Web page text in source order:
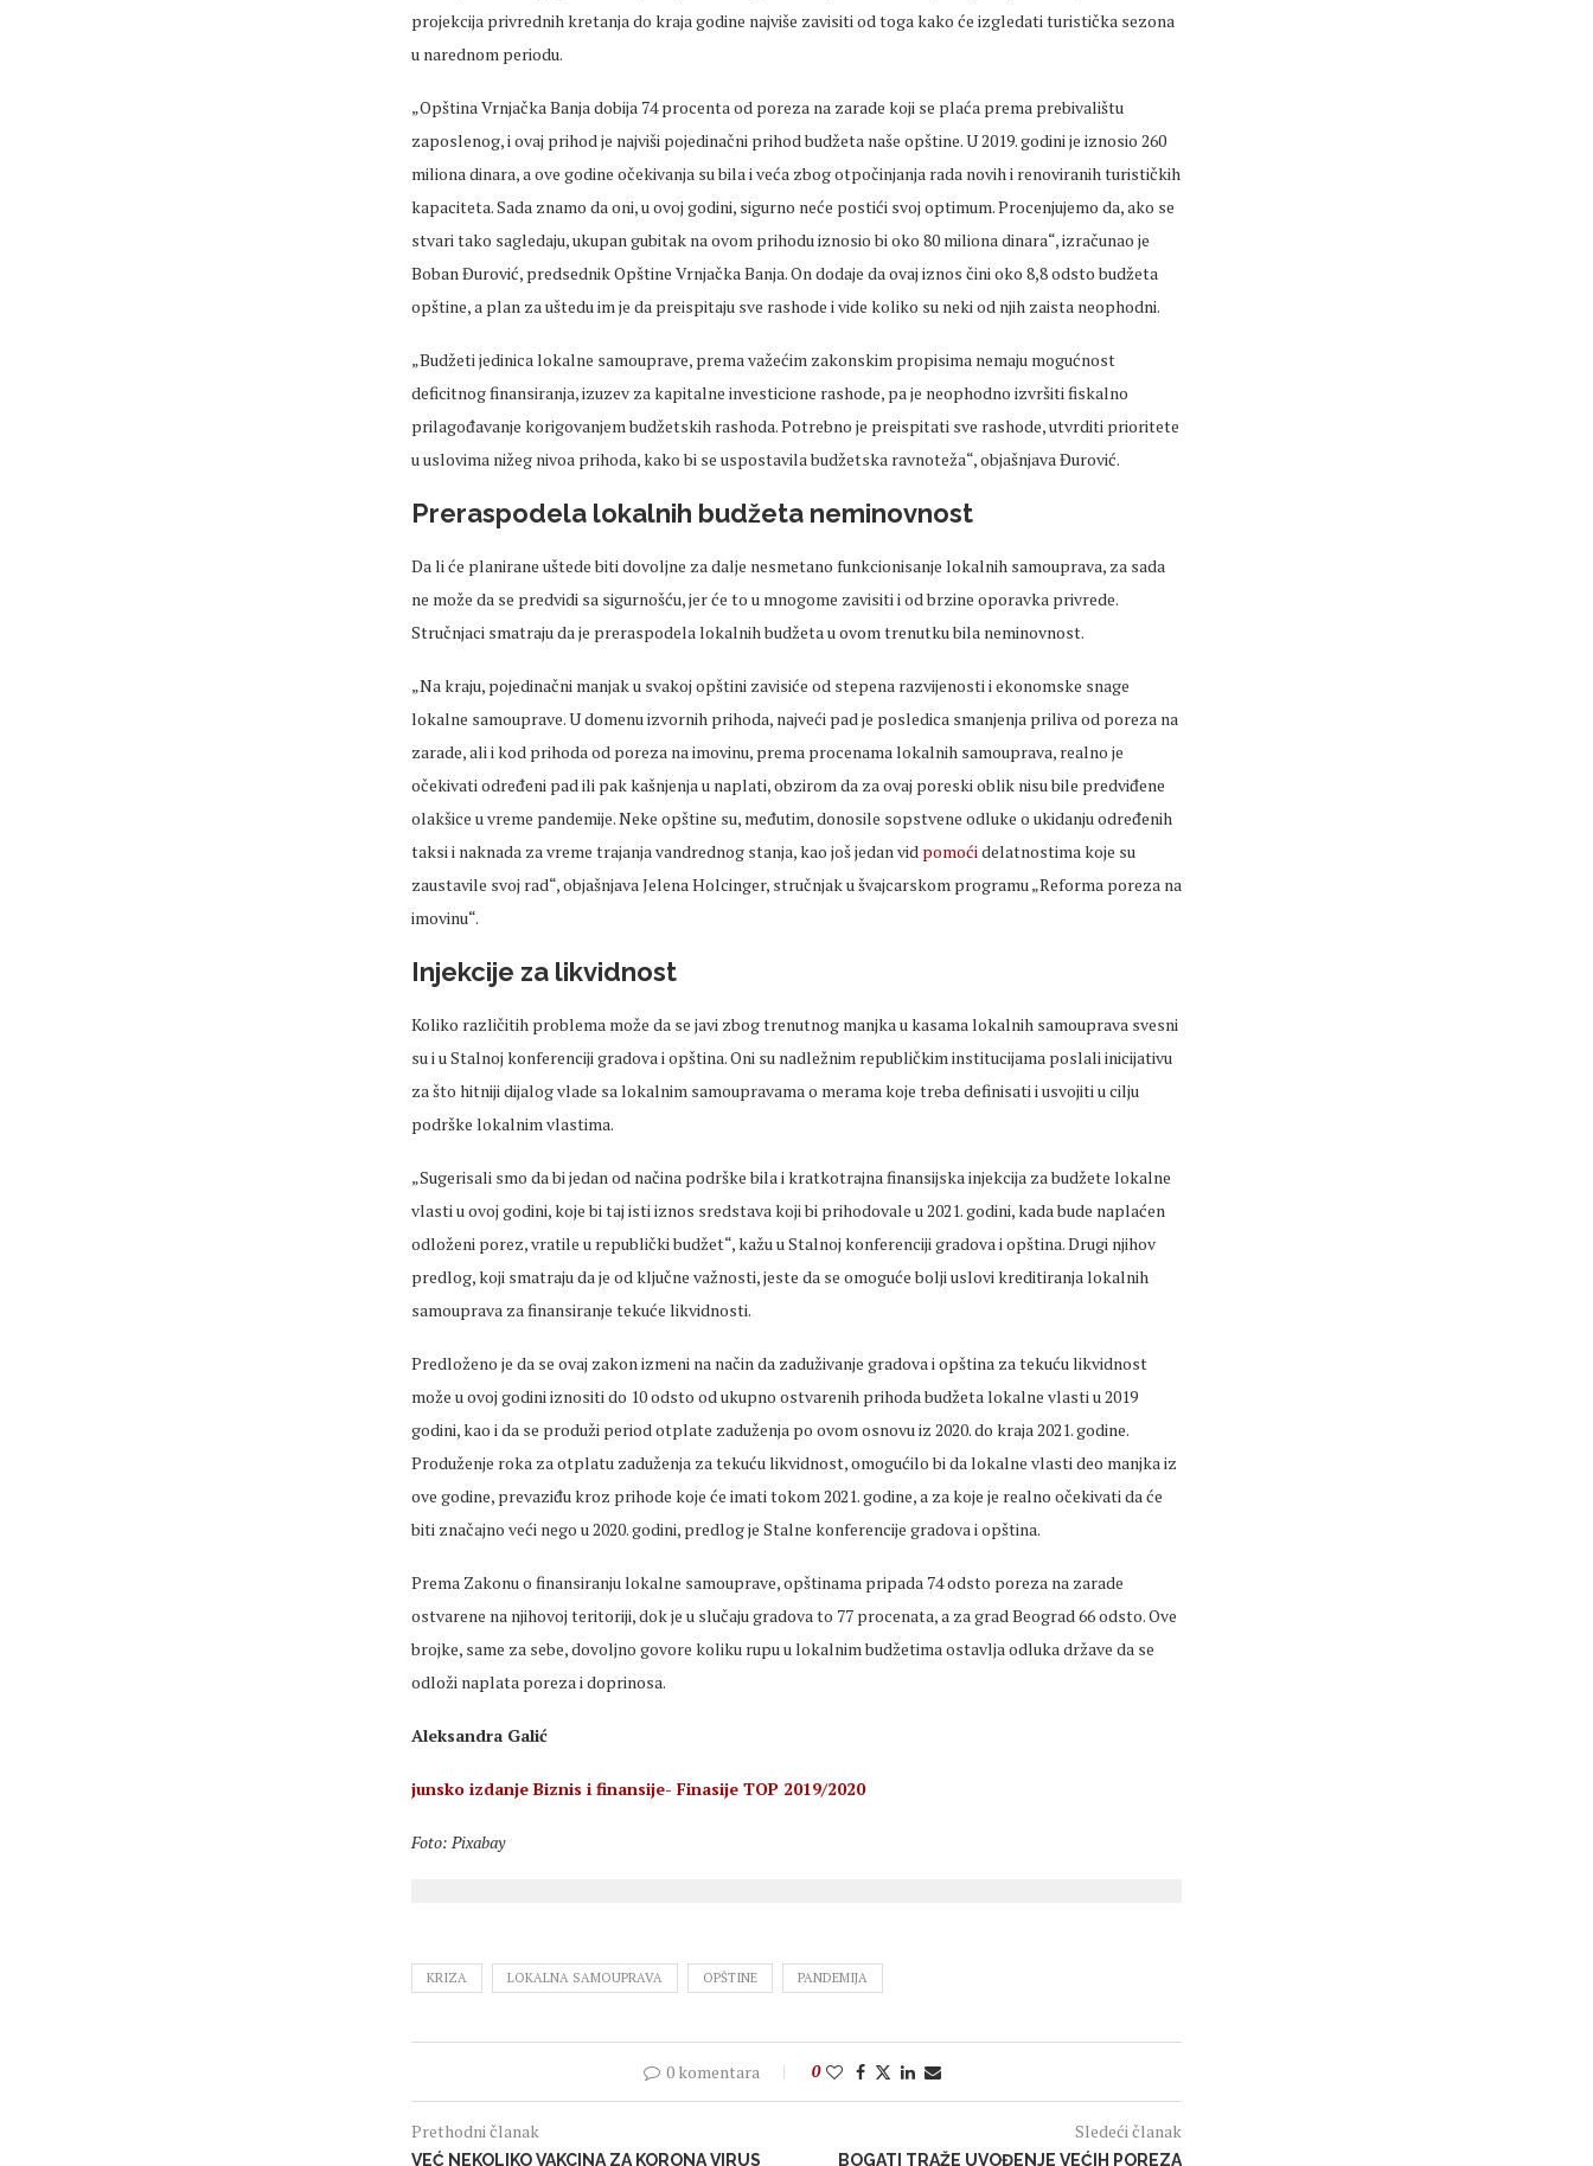
projekcija privrednih kretanja do kraja godine najviše zavisiti od toga kako će izgledati turistička sezona
u narednom periodu.
„Opština Vrnjačka Banja dobija 74 procenta od poreza na zarade koji se plaća prema prebivalištu
zaposlenog, i ovaj prihod je najviši pojedinačni prihod budžeta naše opštine. U 2019. godini je iznosio 260
miliona dinara, a ove godine očekivanja su bila i veća zbog otpočinjanja rada novih i renoviranih turističkih
kapaciteta. Sada znamo da oni, u ovoj godini, sigurno neće postići svoj optimum. Procenjujemo da, ako se
stvari tako sagledaju, ukupan gubitak na ovom prihodu iznosio bi oko 80 miliona dinara“, izračunao je
Boban Đurović, predsednik Opštine Vrnjačka Banja. On dodaje da ovaj iznos čini oko 8,8 odsto budžeta
opštine, a plan za uštedu im je da preispitaju sve rashode i vide koliko su neki od njih zaista neophodni.
„Budžeti jedinica lokalne samouprave, prema važećim zakonskim propisima nemaju mogućnost
deficitnog finansiranja, izuzev za kapitalne investicione rashode, pa je neophodno izvršiti fiskalno
prilagođavanje korigovanjem budžetskih rashoda. Potrebno je preispitati sve rashode, utvrditi prioritete
u uslovima nižeg nivoa prihoda, kako bi se uspostavila budžetska ravnoteža“, objašnjava Đurović.
Preraspodela lokalnih budžeta neminovnost
Da li će planirane uštede biti dovoljne za dalje nesmetano funkcionisanje lokalnih samouprava, za sada
ne može da se predvidi sa sigurnošću, jer će to u mnogome zavisiti i od brzine oporavka privrede.
Stručnjaci smatraju da je preraspodela lokalnih budžeta u ovom trenutku bila neminovnost.
„Na kraju, pojedinačni manjak u svakoj opštini zavisiće od stepena razvijenosti i ekonomske snage
lokalne samouprave. U domenu izvornih prihoda, najveći pad je posledica smanjenja priliva od poreza na
zarade, ali i kod prihoda od poreza na imovinu, prema procenama lokalnih samouprava, realno je
očekivati određeni pad ili pak kašnjenja u naplati, obzirom da za ovaj poreski oblik nisu bile predviđene
olakšice u vreme pandemije. Neke opštine su, međutim, donosile sopstvene odluke o ukidanju određenih
taksi i naknada za vreme trajanja vandrednog stanja, kao još jedan vid pomoćidelatnostima koje su
zaustavile svoj rad“, objašnjava Jelena Holcinger, stručnjak u švajcarskom programu „Reforma poreza na
imovinu“.
Injekcije za likvidnost
Koliko različitih problema može da se javi zbog trenutnog manjka u kasama lokalnih samouprava svesni
su i u Stalnoj konferenciji gradova i opština. Oni su nadležnim republičkim institucijama poslali inicijativu
za što hitniji dijalog vlade sa lokalnim samoupravama o merama koje treba definisati i usvojiti u cilju
podrške lokalnim vlastima.
„Sugerisali smo da bi jedan od načina podrške bila i kratkotrajna finansijska injekcija za budžete lokalne
vlasti u ovoj godini, koje bi taj isti iznos sredstava koji bi prihodovale u 2021. godini, kada bude naplaćen
odloženi porez, vratile u republički budžet“, kažu u Stalnoj konferenciji gradova i opština. Drugi njihov
predlog, koji smatraju da je od ključne važnosti, jeste da se omoguće bolji uslovi kreditiranja lokalnih
samouprava za finansiranje tekuće likvidnosti.
Predloženo je da se ovaj zakon izmeni na način da zaduživanje gradova i opština za tekuću likvidnost
može u ovoj godini iznositi do 10 odsto od ukupno ostvarenih prihoda budžeta lokalne vlasti u 2019
godini, kao i da se produži period otplate zaduženja po ovom osnovu iz 2020. do kraja 2021. godine.
Produženje roka za otplatu zaduženja za tekuću likvidnost, omogućilo bi da lokalne vlasti deo manjka iz
ove godine, prevaziđu kroz prihode koje će imati tokom 2021. godine, a za koje je realno očekivati da će
biti značajno veći nego u 2020. godini, predlog je Stalne konferencije gradova i opština.
Prema Zakonu o finansiranju lokalne samouprave, opštinama pripada 74 odsto poreza na zarade
ostvarene na njihovoj teritoriji, dok je u slučaju gradova to 77 procenata, a za grad Beograd 66 odsto. Ove
brojke, same za sebe, dovoljno govore koliku rupu u lokalnim budžetima ostavlja odluka države da se
odloži naplata poreza i doprinosa.
Aleksandra Galić
junsko izdanje Biznis i finansije- Finasije TOP 2019/2020
Foto: Pixabay
KRIZA LOKALNA SAMOUPRAVA OPŠTINE PANDEMIJA
0 komentara 0
Prethodni članak
VEĆ NEKOLIKO VAKCINA ZA KORONA VIRUS
Sledeći članak
BOGATI TRAŽE UVOĐENJE VEĆIH POREZA